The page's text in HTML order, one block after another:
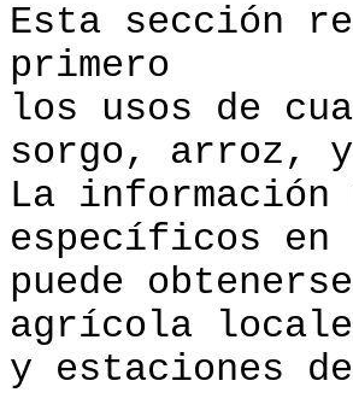
Esta sección
primero
los usos de
sorgo, arroz,
La
específicos
puede
agrícola
y estaciones